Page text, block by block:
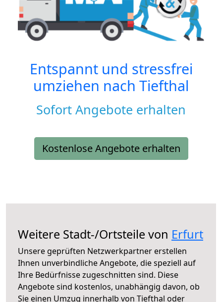
Entspannt und stressfrei
umziehen nach Tiefthal
Sofort Angebote erhalten
Kostenlose Angebote erhalten
Weitere Stadt-/Ortsteile von Erfurt
Unsere geprüften Netzwerkpartner erstellen
Ihnen unverbindliche Angebote, die speziell auf
Ihre Bedürfnisse zugeschnitten sind. Diese
Angebote sind kostenlos, unabhängig davon, ob
Sie einen Umzug innerhalb von Tiefthal oder